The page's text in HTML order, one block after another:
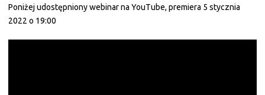
Poniżej udostępniony webinar na YouTube, premiera 5 stycznia
2022 o 19:00